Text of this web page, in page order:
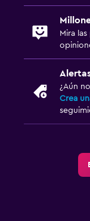
Mira
¿Aún
Crea